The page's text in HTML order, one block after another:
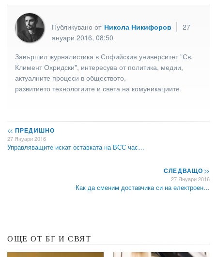
Публикувано от Никола Никифоров
27
януари 2016, 08:50
Завършил журналистика в Софийския университет "Св.
Климент Охридски", интересува от политика, медии,
актуалните процеси в обществото,
развитието технологиите и света на комуникациите
<< ПРЕДИШНО
27 Януари 2016
Управляващите искат оставката на ВСС час…
СЛЕДВАЩО>>
27 Януари 2016
Как да сменим доставчика си на електроен…
ОЩЕ ОТ БГ И СВЯТ